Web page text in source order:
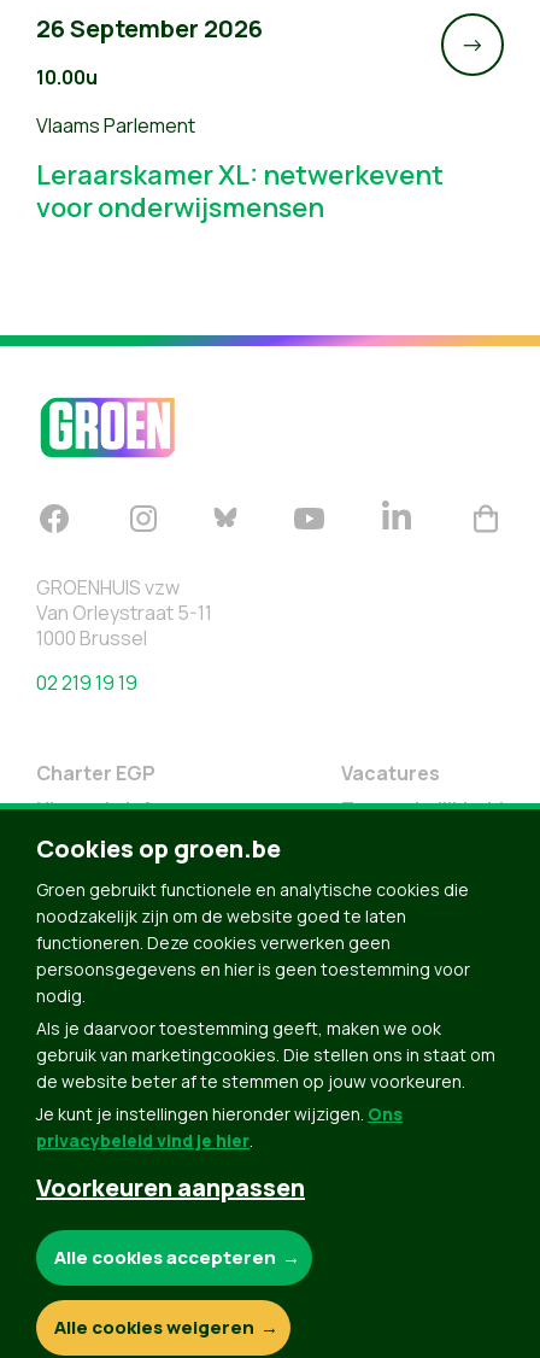
26 September 2026
10.00u
Vlaams Parlement
Leraarskamer XL: netwerkevent
voor onderwijsmensen
->
GROENHUIS vzw
Van Orleystraat 5-11
1000 Brussel
02 219 19 19
Charter EGP
Nieuwsbrief
Doe Mee
Contact
Groen in je buurt
Meldpunt
Vacatures
Toegankelijkheid
Word lid
Agenda
Bekijk kalender
Verleng je lidmaatschap
Programma oktober 2024
Programma juni 2024
Downloads
Webshop
© Copyright Groen 2026 | Gemaakt met
Cookies op groen.be
Groen gebruikt functionele en analytische cookies die
noodzakelijk zijn om de website goed te laten
functioneren. Deze cookies verwerken geen
persoonsgegevens en hier is geen toestemming voor
nodig.
Als je daarvoor toestemming geeft, maken we ook
gebruik van marketingcookies. Die stellen ons in staat om
de website beter af te stemmen op jouw voorkeuren.
Je kunt je instellingen hieronder wijzigen. Ons
privacybeleid vind je hier.
Voorkeuren aanpassen
Analytische cookies:
Alle cookies accepteren
Alle cookies weigeren